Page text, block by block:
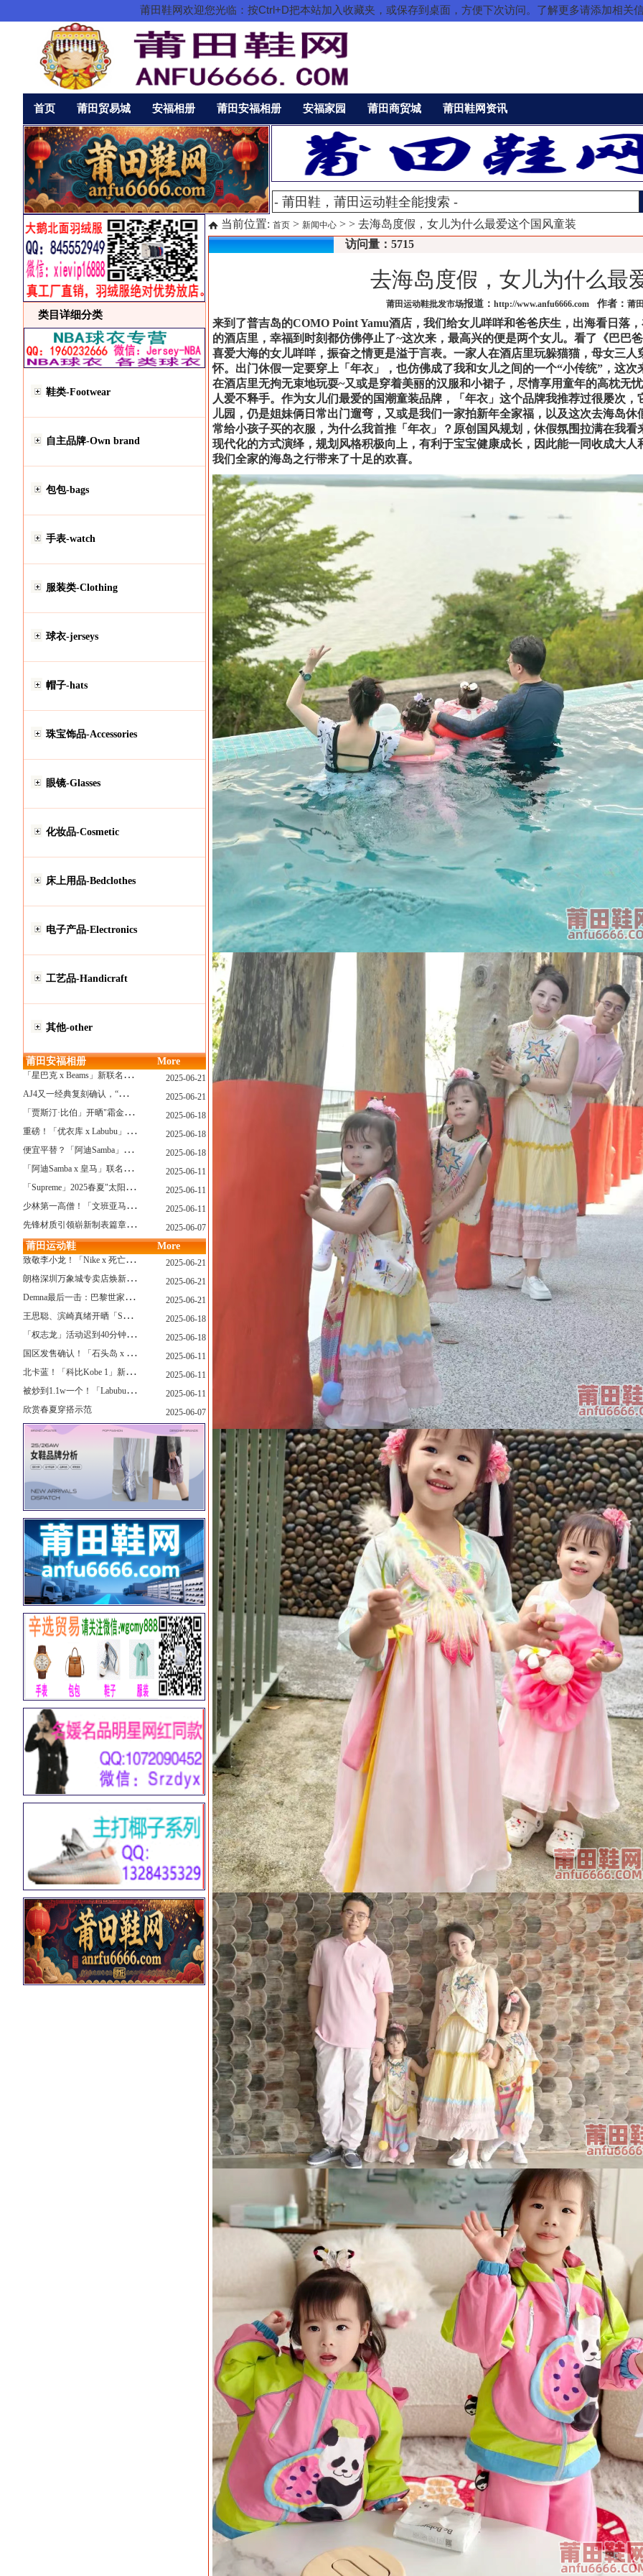
莆田鞋网欢迎您光临：按Ctrl+D把本站加入收藏夹，或保存到桌面，方便下次访问。了解更多请添加相关
首页 莆田贸易城 安福相册 莆田安福相册 安福家园 莆田商贸城 莆田鞋网资讯
类目详细分类
鞋类-Footwear
自主品牌-Own brand
包包-bags
手表-watch
服装类-Clothing
球衣-jerseys
帽子-hats
珠宝饰品-Accessories
眼镜-Glasses
化妆品-Cosmetic
床上用品-Bedclothes
电子产品-Electronics
工艺品-Handicraft
其他-other
莆田安福相册 More
「
星巴克 x Beams」新联名系列曝光，定档发售！ 2025-06-21
A
J4又一经典复刻确认，“黑猫”配色发售日公布了！ 2025-06-21
「
贾斯汀·比伯」开晒"霜金爱彼AP"皇家橡树，破产？不可能的... 2025-06-18
重
磅！「优衣库 x Labubu」联名2.0计划曝光，单品清单泄露！ 2025-06-18
便
宜平替？「阿迪Samba」特别款"珍珠蕾丝"曝光，确认发售！ 2025-06-18
「
阿迪Samba x 皇马」联名确认发售，附发售链接... 2025-06-11
「
Supreme」2025春夏"太阳镜"系列曝光，附发售指南！ 2025-06-11
少
林第一高僧！「文班亚马」剃光头，去河南少林寺修行了... 2025-06-11
先
锋材质引领崭新制表篇章 TAG Heuer泰格豪雅推出采用新型钛金属打造的摩纳哥系列双秒追针计时码表，全新定义先锋材质 2025-06-07
莆田运动鞋 More
致
敬李小龙！「Nike x 死亡游戏」特殊配色曝光，确认发售！ 2025-06-21
朗
格深圳万象城专卖店焕新开幕 萨克森制表艺术耀启华南新章 2025-06-21
D
emna最后一击：巴黎世家玩上PUMA了 2025-06-21
王
思聪、滨崎真绪开晒「Switch 2」，一台溢价1000+...！ 2025-06-18
「
权志龙」活动迟到40分钟，反手捐了8.8亿韩元... 2025-06-18
国
区发售确认！「石头岛 x New Balance」新联名曝光，定档了！ 2025-06-11
北
卡蓝！「科比Kobe 1」新配色要发售了... 2025-06-11
被
炒到1.1w一个！「Labubu x sacai」三方特殊联名曝光...
2025-06-11
欣赏春夏穿搭示范
2025-06-07
当前位置: 首页 > 新闻中心 > > 去海岛度假，女儿为什么最爱这个国风童装
访问量：5715
去海岛度假，女儿为什么最
莆田运动鞋批发市场报道： http://www.anfu6666.com 作者： 莆
来到了普吉岛的COMO Point Yamu酒店，我们给女儿咩咩和爸爸庆生，出海看日
的酒店里，幸福到时刻都仿佛停止了~这次来，最高兴的便是两个女儿。看了《巴巴
喜爱大海的女儿咩咩，振奋之情更是溢于言表。一家人在酒店里玩躲猫猫，母女三
怀。出门休假一定要穿上「年衣」，也仿佛成了我和女儿之间的一个“小传统”，这
在酒店里无拘无束地玩耍~又或是穿着美丽的汉服和小裙子，尽情享用童年的高枕无
人爱不释手。作为女儿们最爱的国潮童装品牌，「年衣」这个品牌我推荐过很屡次
儿园，仍是姐妹俩日常出门遛弯，又或是我们一家拍新年全家福，以及这次去海岛
常给小孩子买的衣服，为什么我首推「年衣」？原创国风规划，休假氛围拉满在我
现代化的方式演绎，规划风格积极向上，有利于宝宝健康成长，因此能一同收成大
我们全家的海岛之行带来了十足的欢喜。